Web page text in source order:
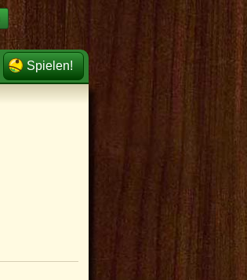
Spielen!